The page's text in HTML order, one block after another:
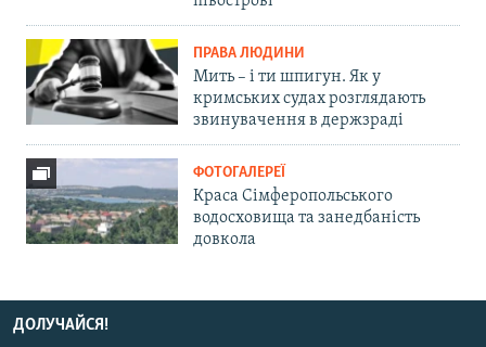
ПРАВА ЛЮДИНИ
Мить – і ти шпигун. Як у
кримських судах розглядають
звинувачення в держзраді
ФОТОГАЛЕРЕЇ
Краса Сімферопольського
водосховища та занедбаність
довкола
ДОЛУЧАЙСЯ!